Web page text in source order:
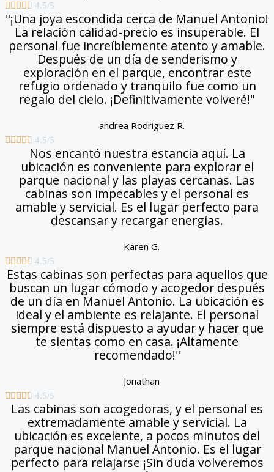
     4.5/5
"¡Una joya escondida cerca de Manuel Antonio!
La relación calidad-precio es insuperable. El
personal fue increíblemente atento y amable.
Después de un día de senderismo y
exploración en el parque, encontrar este
refugio ordenado y tranquilo fue como un
regalo del cielo. ¡Definitivamente volveré!"
andrea Rodriguez R.
     4.5/5
Nos encantó nuestra estancia aquí. La
ubicación es conveniente para explorar el
parque nacional y las playas cercanas. Las
cabinas son impecables y el personal es
amable y servicial. Es el lugar perfecto para
descansar y recargar energías.
Karen G.
     4.5/5
Estas cabinas son perfectas para aquellos que
buscan un lugar cómodo y acogedor después
de un día en Manuel Antonio. La ubicación es
ideal y el ambiente es relajante. El personal
siempre está dispuesto a ayudar y hacer que
te sientas como en casa. ¡Altamente
recomendado!"
Jonathan
     4.5/5
Las cabinas son acogedoras, y el personal es
extremadamente amable y servicial. La
ubicación es excelente, a pocos minutos del
parque nacional Manuel Antonio. Es el lugar
perfecto para relajarse ¡Sin duda volveremos